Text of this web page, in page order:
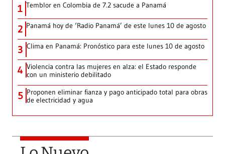
1 Temblor en Colombia de 7.2 sacude a Panamá
2 Panamá hoy de ‘Radio Panamá’ de este lunes 10 de agosto
3 Clima en Panamá: Pronóstico para este lunes 10 de agosto
4 Violencia contra las mujeres en alza: el Estado responde
con un ministerio debilitado
5 Proponen eliminar fianza y pago anticipado total para obras
de electricidad y agua